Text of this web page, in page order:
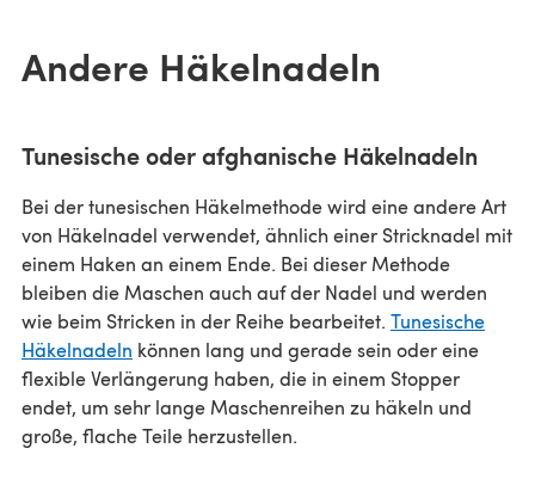
Andere Häkelnadeln
Tunesische oder afghanische Häkelnadeln
Bei der tunesischen Häkelmethode wird eine andere Art
von Häkelnadel verwendet, ähnlich einer Stricknadel mit
einem Haken an einem Ende. Bei dieser Methode
bleiben die Maschen auch auf der Nadel und werden
wie beim Stricken in der Reihe bearbeitet. Tunesische
Häkelnadeln können lang und gerade sein oder eine
flexible Verlängerung haben, die in einem Stopper
endet, um sehr lange Maschenreihen zu häkeln und
große, flache Teile herzustellen.